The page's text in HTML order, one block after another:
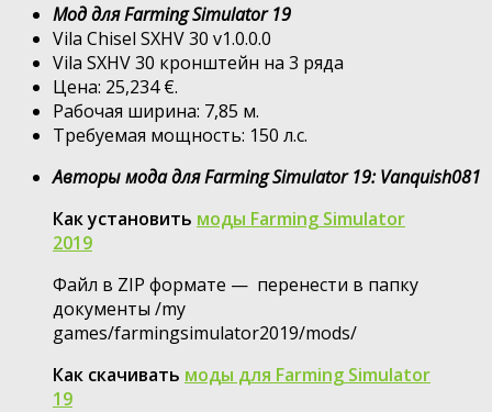
Мод для Farming Simulator 19
Vila Chisel SXHV 30 v1.0.0.0
Vila SXHV 30 кронштейн на 3 ряда
Цена: 25,234 €.
Рабочая ширина: 7,85 м.
Требуемая мощность: 150 л.с.
Авторы мода для Farming Simulator 19: Vanquish081
Как установить моды Farming Simulator
2019
Файл в ZIP формате — перенести в папку
документы /my
games/farmingsimulator2019/mods/
Как скачивать моды для Farming Simulator
19